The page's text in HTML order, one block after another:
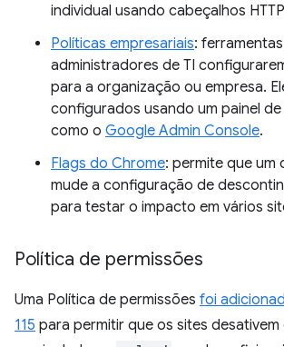
individual usando cabeçalhos
Políticas empresariais:
administradores de TI
para a organização ou empresa.
configurados usando um painel
como o Google Admin Console.
Flags do Chrome: permite que um
mude a configuração de
para testar o impacto em vários
Política de permissões
Uma Política de permissões foi
115 para permitir que os sites desativem